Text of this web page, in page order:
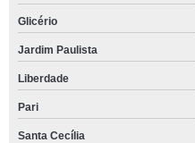
Glicério
Jardim Paulista
Liberdade
Pari
Santa Cecília